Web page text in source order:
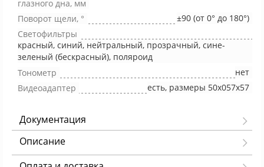
глазного дна, мм
Поворот щели, °
±90 (от 0° до 180°)
Светофильтры
красный, синий, нейтральный, прозрачный, сине-
зеленый (бескрасный), поляроид
Тонометр
нет
Видеоадаптер
есть, размеры 50х057х57
Документация
Описание